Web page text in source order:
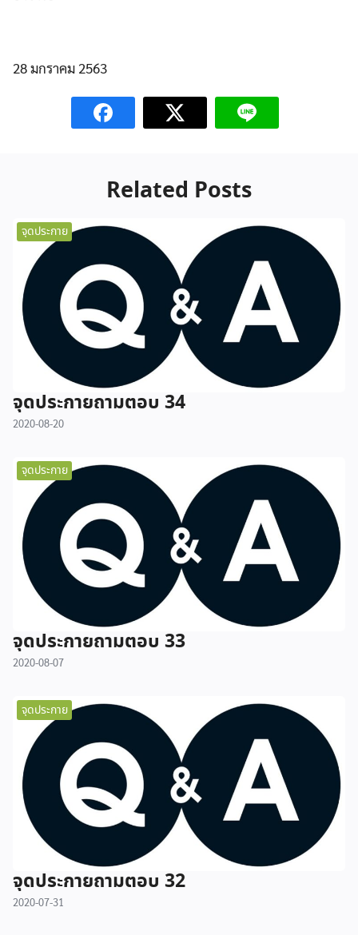
28 มกราคม 2563
Related Posts
จุดประกาย
จุดประกายถามตอบ 34
2020-08-20
จุดประกาย
จุดประกายถามตอบ 33
2020-08-07
จุดประกาย
จุดประกายถามตอบ 32
2020-07-31